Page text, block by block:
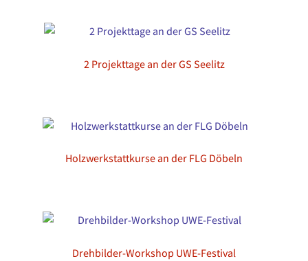
2 Projekttage an der GS Seelitz
Holzwerkstattkurse an der FLG Döbeln
Drehbilder-Workshop UWE-Festival